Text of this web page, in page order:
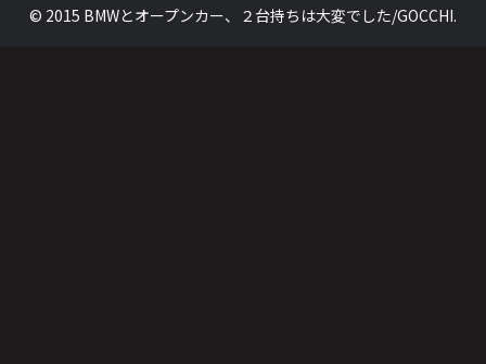
© 2015 BMWとオープンカー、２台持ちは大変でした/GOCCHI.